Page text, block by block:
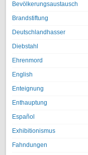
Bevölkerungsaustausch
Brandstiftung
Deutschlandhasser
Diebstahl
Ehrenmord
English
Enteignung
Enthauptung
Español
Exhibitionismus
Fahndungen